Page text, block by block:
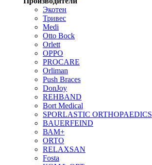
Экотен
Тривес
Medi
Otto Bock
Orlett
OPPO
PROCARE
Orliman
Push Braces
DonJoy
REHBAND
Bort Medical
SPORLASTIC ORTHOPAEDICS
BAUERFEIND
ВАМ+
ORTO
RELAXSAN
Fosta